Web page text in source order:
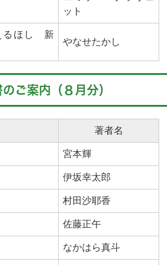
ット
るほし 新
やなせたかし
ご案内（８月分）
著者名
宮本輝
伊坂幸太郎
村田沙耶香
佐藤正午
なかはら真斗